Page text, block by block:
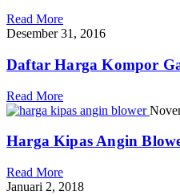
Read More
Desember 31, 2016
Daftar Harga Kompor
Read More
Harga Kipas Angin
Read More
Januari 2, 2018